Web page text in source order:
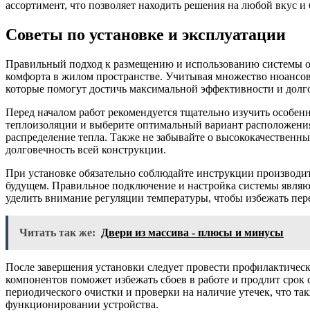
ассортимент, что позволяет находить решения на любой вкус
Советы по установке и эксплуатации
Правильный подход к размещению и использованию системы
комфорта в жилом пространстве. Учитывая множество
которые помогут достичь максимальной эффективности и
Перед началом работ рекомендуется тщательно изучить
теплоизоляции и выберите оптимальный вариант
распределение тепла. Также не забывайте о
долговечность всей конструкции.
При установке обязательно соблюдайте инструкции
будущем. Правильное подключение и настройка системы
уделить внимание регуляции температуры, чтобы избежать
Читать так же: Двери из массива - плюсы и минусы
После завершения установки следует провести
компонентов поможет избежать сбоев в работе и продлит
периодического очистки и проверки на наличие утечек, что
функционировании устройства.